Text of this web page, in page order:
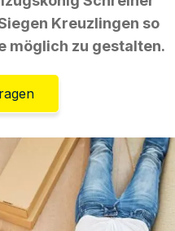
Kreuzlingen so
möglich zu gestalten.